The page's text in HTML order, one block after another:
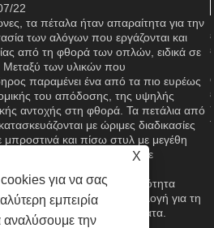
22
τα πέταλα ήταν απαραίτητα για την
των αλόγων που εργάζονται και
από τη φθορά των οπλών, ειδικά σε
των υλικών που
παραμένει ένα από τα πιο ευρέως
του απόδοσης, της υψηλής
αντοχής στη φθορά. Τα πετάλια από
με ώριμες διαδικασίες
μπροστινά και πίσω στυλ με μεγέθη
για να προσαρμόζονται σε
Αυτό το άρθρο εξετάζει τα
του υλικού και την ποιότητα
το καθιστά αξιόπιστη επιλογή για τη
και τα ιππικά αθλήματα.
X
για να σας
εμπειρία
αναλύσουμε την